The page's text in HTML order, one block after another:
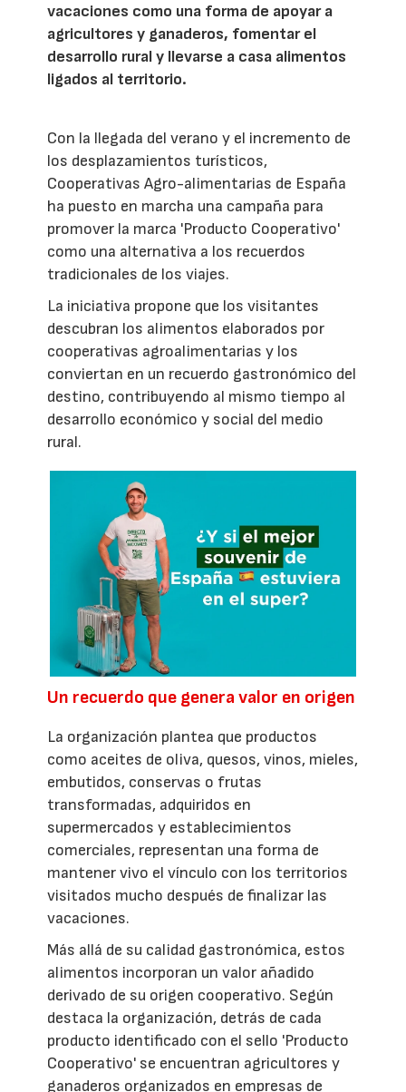
vacaciones como una forma de apoyar a
agricultores y ganaderos, fomentar el
desarrollo rural y llevarse a casa alimentos
ligados al territorio.
Con la llegada del verano y el incremento de
los desplazamientos turísticos,
Cooperativas Agro-alimentarias de España
ha puesto en marcha una campaña para
promover la marca 'Producto Cooperativo'
como una alternativa a los recuerdos
tradicionales de los viajes.
La iniciativa propone que los visitantes
descubran los alimentos elaborados por
cooperativas agroalimentarias y los
conviertan en un recuerdo gastronómico del
destino, contribuyendo al mismo tiempo al
desarrollo económico y social del medio
rural.
Un recuerdo que genera valor en origen
La organización plantea que productos
como aceites de oliva, quesos, vinos, mieles,
embutidos, conservas o frutas
transformadas, adquiridos en
supermercados y establecimientos
comerciales, representan una forma de
mantener vivo el vínculo con los territorios
visitados mucho después de finalizar las
vacaciones.
Más allá de su calidad gastronómica, estos
alimentos incorporan un valor añadido
derivado de su origen cooperativo. Según
destaca la organización, detrás de cada
producto identificado con el sello 'Producto
Cooperativo' se encuentran agricultores y
ganaderos organizados en empresas de